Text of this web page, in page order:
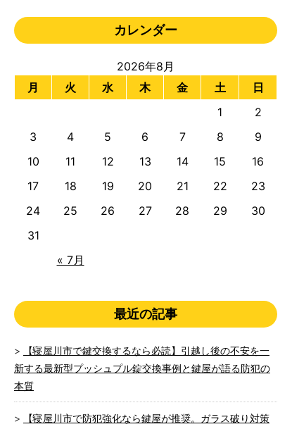
カレンダー
2026年8月
月
火 水 木 金 土 日
« 7月
1
2
3
4 5 6 7 8
9
10
11 12 13 14 15
16
17
18 19 20 21 22
23
24
25 26 27 28 29
30
31
最近の記事
【寝屋川市で鍵交換するなら必読】引越し後の不安を一
新する最新型プッシュプル錠交換事例と鍵屋が語る防犯の
本質
【寝屋川市で防犯強化なら鍵屋が推奨。ガラス破り対策